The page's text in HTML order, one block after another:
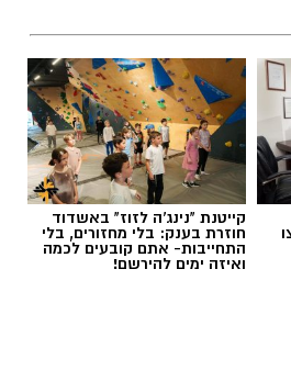
של הקבוצה "אשדוד נט"
אשדוד נט לחצו כאן
מסחר תעשיה ובתים פרטיים >>>
קייטנת "נינג'ה לזוז" באשדוד